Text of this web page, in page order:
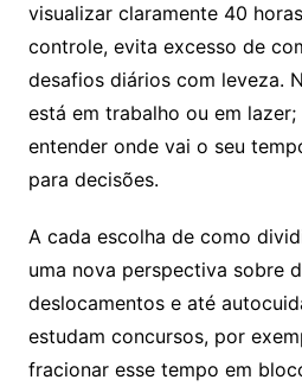
visualizar claramente 40
controle, evita excesso de
desafios diários com leveza.
está em trabalho ou em lazer;
entender onde vai o seu
para decisões.
A cada escolha de como
uma nova perspectiva sobre
deslocamentos e até
estudam concursos, por
fracionar esse tempo em